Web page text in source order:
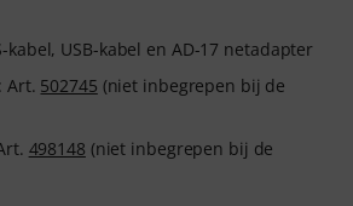
kabel, USB-kabel en AD-17 netadapter
Art. 502745 (niet inbegrepen bij de
498148 (niet inbegrepen bij de